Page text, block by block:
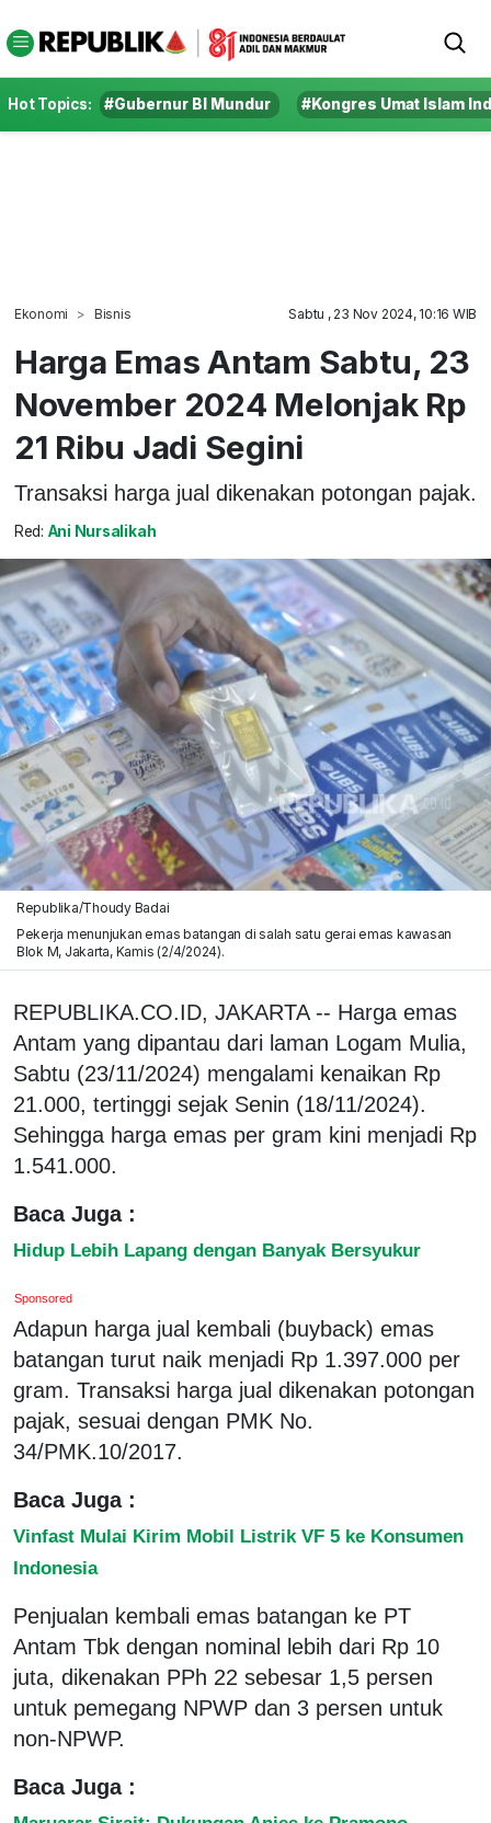
Hot Topics: #Gubernur BI Mundur #Kongres Umat Islam
Ekonomi Bisnis Sabtu , 23 Nov 2024, 10:16 WIB
Harga Emas Antam Sabtu, 23
November 2024 Melonjak Rp
21 Ribu Jadi Segini
Transaksi harga jual dikenakan potongan pajak.
Red: Ani Nursalikah
Republika/Thoudy Badai
Pekerja menunjukan emas batangan di salah satu gerai emas kawasan
Blok M, Jakarta, Kamis (2/4/2024).
REPUBLIKA.CO.ID, JAKARTA -- Harga emas
Antam yang dipantau dari laman Logam Mulia,
Sabtu (23/11/2024) mengalami kenaikan Rp
21.000, tertinggi sejak Senin (18/11/2024).
Sehingga harga emas per gram kini menjadi Rp
1.541.000.
Baca Juga :
Hidup Lebih Lapang dengan Banyak Bersyukur
Sponsored
Adapun harga jual kembali (buyback) emas
batangan turut naik menjadi Rp 1.397.000 per
gram. Transaksi harga jual dikenakan potongan
pajak, sesuai dengan PMK No.
34/PMK.10/2017.
Baca Juga :
Vinfast Mulai Kirim Mobil Listrik VF 5 ke Konsumen
Indonesia
Penjualan kembali emas batangan ke PT
Antam Tbk dengan nominal lebih dari Rp 10
juta, dikenakan PPh 22 sebesar 1,5 persen
untuk pemegang NPWP dan 3 persen untuk
non-NPWP.
Baca Juga :